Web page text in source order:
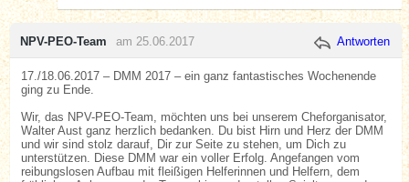
NPV-PEO-Team am 25.06.2017 Antworten
17./18.06.2017 – DMM 2017 – ein ganz fantastisches Wochenende
ging zu Ende.
Wir, das NPV-PEO-Team, möchten uns bei unserem Cheforganisator,
Walter Aust ganz herzlich bedanken. Du bist Hirn und Herz der DMM
und wir sind stolz darauf, Dir zur Seite zu stehen, um Dich zu
unterstützen. Diese DMM war ein voller Erfolg. Angefangen vom
reibungslosen Aufbau mit fleißigen Helferinnen und Helfern, dem